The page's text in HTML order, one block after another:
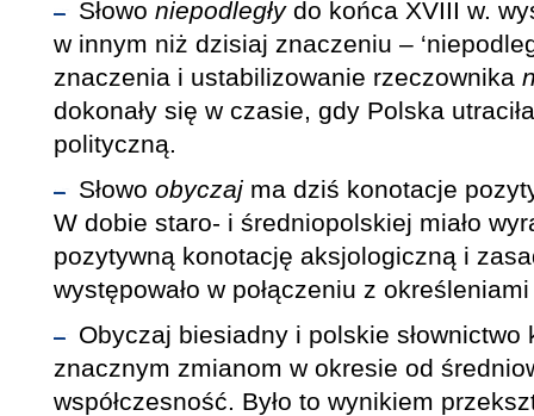
Słowo niepodległydo końca XVIII w.
w innym niż dzisiaj znaczeniu –
znaczenia i ustabilizowanie rzeczownika
dokonały się w czasie, gdy Polska
polityczną.
Słowo obyczaj ma dziś konotacje
W dobie staro- i średniopolskiej miało
pozytywną konotację aksjologiczną i
występowało w połączeniu z
Obyczaj biesiadny i polskie słownictwo
znacznym zmianom w okresie od
współczesność. Było to wynikiem